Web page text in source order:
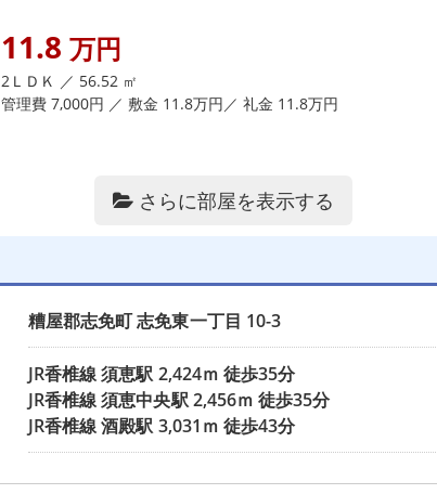
11.8 万円
2ＬＤＫ ／ 56.52 ㎡
管理費 7,000円 ／ 敷金 11.8万円／ 礼金 11.8万円
さらに部屋を表示する
糟屋郡志免町志免東一丁目 10-3
JR香椎線須恵駅 2,424ｍ 徒歩35分
JR香椎線須恵中央駅2,456ｍ 徒歩35分
JR香椎線酒殿駅 3,031ｍ 徒歩43分